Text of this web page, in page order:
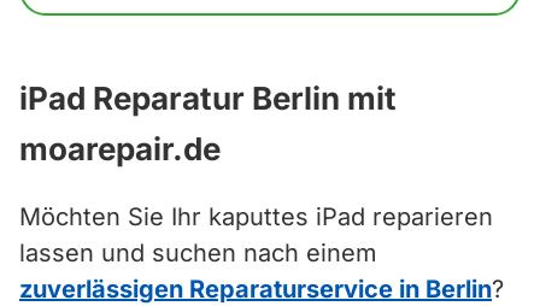
iPad Reparatur Berlin mit
moarepair.de
Möchten Sie Ihr kaputtes iPad reparieren
lassen und suchen nach einem
zuverlässigen Reparaturservice in Berlin?